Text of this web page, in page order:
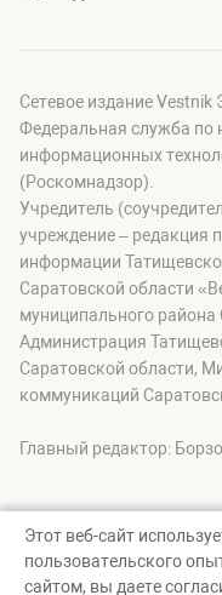
Сетевое издание
Федеральная служба по
информационных
(Роскомнадзор).
Учредитель
учреждение – редакция
информации
Саратовской области
муниципального района
Администрация
Саратовской области,
коммуникаций
Главный редактор:
© Вестник
Этот веб-сайт
пользовательского
сайтом, вы даете